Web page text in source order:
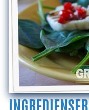
INGREDIENSER